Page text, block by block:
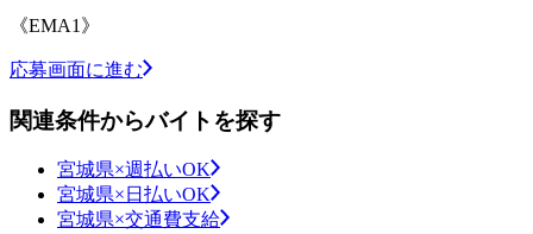
《EMA1》
応募画面に進む
関連条件からバイトを探す
宮城県×週払いOK
宮城県×日払いOK
宮城県×交通費支給